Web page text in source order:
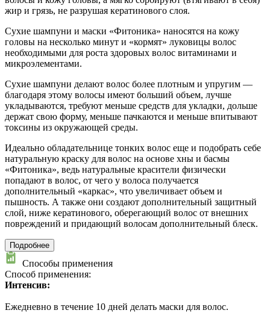
жир и грязь, не разрушая кератинового слоя.
Сухие шампуни и маски «Фитоника» наносятся на кожу
головы на несколько минут и «кормят» луковицы волос
необходимыми для роста здоровых волос витаминами и
микроэлементами.
Сухие шампуни делают волос более плотным и упругим —
благодаря этому волосы имеют больший объем, лучше
укладываются, требуют меньше средств для укладки, дольше
держат свою форму, меньше пачкаются и меньше впитывают
токсины из окружающей среды.
Идеально обладательнице тонких волос еще и подобрать себе
натуральную краску для волос на основе хны и басмы
«Фитоника», ведь натуральные красители физически
попадают в волос, от чего у волоса получается
дополнительный «каркас», что увеличивает объем и
пышность. А также они создают дополнительный защитный
слой, ниже кератинового, оберегающий волос от внешних
повреждений и придающий волосам дополнительный блеск.
Подробнее
Способы применения
Способ применения:
Интенсив:
Ежедневно в течение 10 дней делать маски для волос.